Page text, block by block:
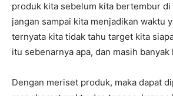
produk kita sebelum kita bertembur di
jangan sampai kita menjadikan waktu
ternyata kita tidak tahu target kita
itu sebenarnya apa, dan masih banyak
Dengan meriset produk, maka dapat